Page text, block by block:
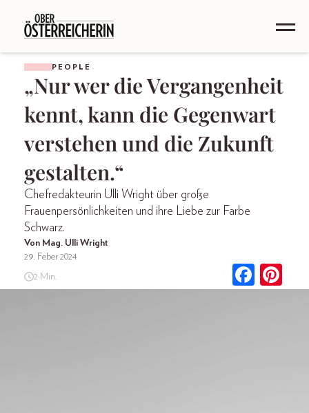
PEOPLE
„Nur wer die Vergangenheit
kennt, kann die Gegenwart
verstehen und die Zukunft
gestalten.“
Chefredakteurin Ulli Wright über große
Frauenpersönlichkeiten und ihre Liebe zur Farbe
Schwarz.
Von Mag. Ulli Wright
29. Feber 2024
2 Min.